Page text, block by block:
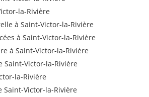
la-Rivière
à Saint-Victor-la-Rivière
à Saint-Victor-la-Rivière
à Saint-Victor-la-Rivière
Saint-Victor-la-Rivière
la-Rivière
Saint-Victor-la-Rivière